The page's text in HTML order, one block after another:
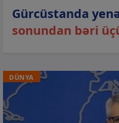
Gürcüstanda
sonundan bəri
DÜNYA